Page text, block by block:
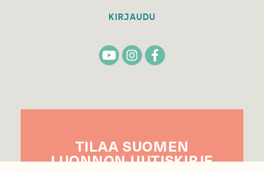
KIRJAUDU
TILAA SUOMEN
LUONNONUUTIS­KIRJE